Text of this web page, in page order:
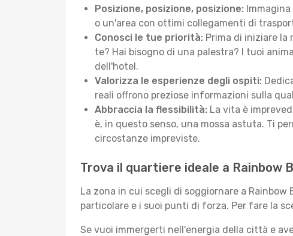
Posizione, posizione, posizione:
o un'area con ottimi collegamenti di
Conosci le tue priorità: Prima di iniziare la
te? Hai bisogno di una palestra? I tuoi
dell'hotel.
Valorizza le esperienze degli ospiti:
reali offrono preziose informazioni sulla
Abbraccia la flessibilità: La vita è
è, in questo senso, una mossa astuta. Ti
circostanze impreviste.
Trova il quartiere ideale a Rainbow
La zona in cui scegli di soggiornare a
particolare e i suoi punti di forza. Per fare la
Se vuoi immergerti nell'energia della città e